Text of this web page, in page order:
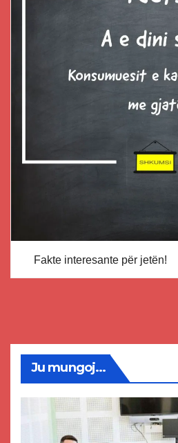
Fakte interesante për jetën!
Ju mungoj...